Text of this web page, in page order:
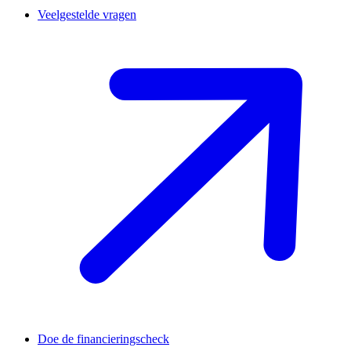
Veelgestelde vragen
Doe de financieringscheck